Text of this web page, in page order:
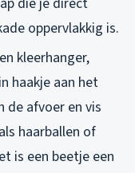
oppervlakkig is.
kleerhanger,
haakje aan het
de afvoer en vis
haarballen of
is een beetje een